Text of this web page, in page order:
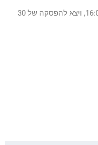
נניח שהעובד התחיל ב-07:30, סיים ב-16:00, ויצא להפסקה של 30